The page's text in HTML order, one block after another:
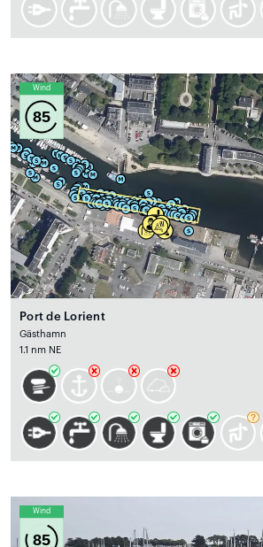
Wind
85
Port de Lorient
Gästhamn
1.1 nm NE
Wind
85